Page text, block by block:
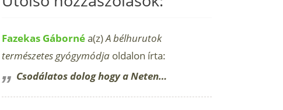
Fazekas Gábornéa(z)A bélhurutok
természetes gyógymódja oldalon írta:
Csodálatos dolog hogy a Neten…